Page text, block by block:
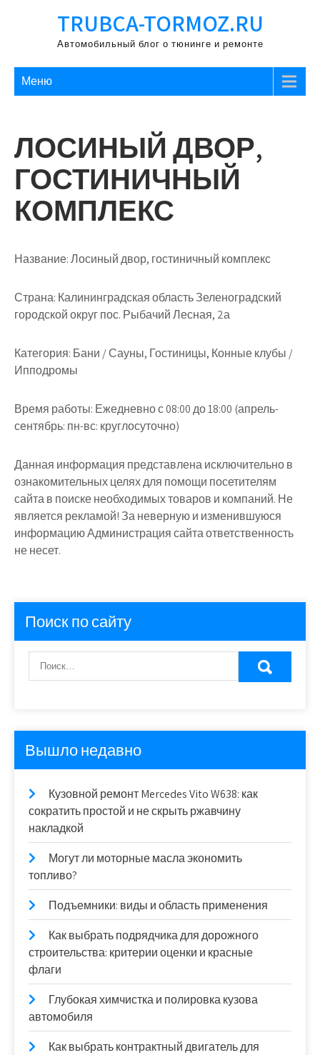
содержимому
TRUBCA-TORMOZ.RU
Автомобильный блог о тюнинге и ремонте
Меню
ЛОСИНЫЙ ДВОР,
ГОСТИНИЧНЫЙ
КОМПЛЕКС
Название:Лосиный двор, гостиничный комплекс
Страна: Калининградская область Зеленоградский
городской округ пос. Рыбачий Лесная, 2а
Категория: Бани / Сауны, Гостиницы, Конные клубы /
Ипподромы
Время работы: Ежедневно с 08:00 до 18:00 (апрель-
сентябрь: пн-вс: круглосуточно)
Данная информация представлена исключительно в
ознакомительных целях для помощи посетителям
сайта в поиске необходимых товаров и компаний. Не
является рекламой! За неверную и изменившуюся
информацию Администрация сайта ответственность
не несет.
Поиск по сайту
Вышло недавно
Кузовной ремонт Mercedes Vito W638: как
сократить простой и не скрыть ржавчину
накладкой
Могут ли моторные масла экономить
топливо?
Подъемники: виды и область применения
Как выбрать подрядчика для дорожного
строительства: критерии оценки и красные
флаги
Глубокая химчистка и полировка кузова
автомобиля
Как выбрать контрактный двигатель для